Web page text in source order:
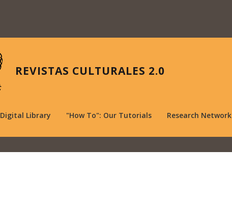
REVISTAS CULTURALES 2.0
Digital Library "How To": Our Tutorials Research Network